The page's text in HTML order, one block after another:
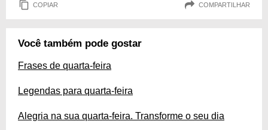
COPIAR COMPARTILHAR
Você também pode gostar
Frases de quarta-feira
Legendas para quarta-feira
Alegria na sua quarta-feira. Transforme o seu dia